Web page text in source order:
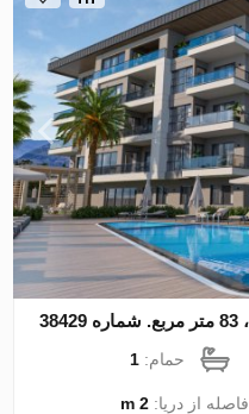
حمام:1
فاصله از دریا:2 m